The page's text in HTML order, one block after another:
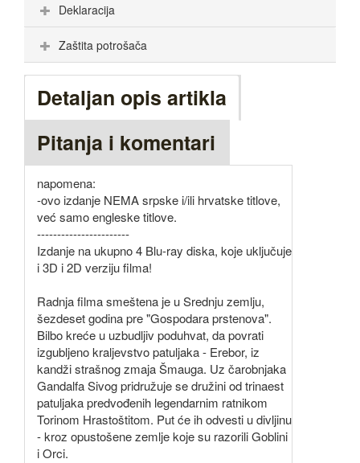
Deklaracija
Zaštita potrošača
Detaljan opis artikla
Pitanja i komentari
napomena:
-ovo izdanje NEMA srpske i/ili hrvatske titlove,
već samo engleske titlove.
-----------------------
Izdanje na ukupno 4 Blu-ray diska, koje uključuje
i 3D i 2D verziju filma!
Radnja filma smeštena je u Srednju zemlju,
šezdeset godina pre "Gospodara prstenova".
Bilbo kreće u uzbudljiv poduhvat, da povrati
izgubljeno kraljevstvo patuljaka - Erebor, iz
kandži strašnog zmaja Šmauga. Uz čarobnjaka
Gandalfa Sivog pridružuje se družini od trinaest
patuljaka predvođenih legendarnim ratnikom
Torinom Hrastoštitom. Put će ih odvesti u divljinu
- kroz opustošene zemlje koje su razorili Goblini
i Orci.